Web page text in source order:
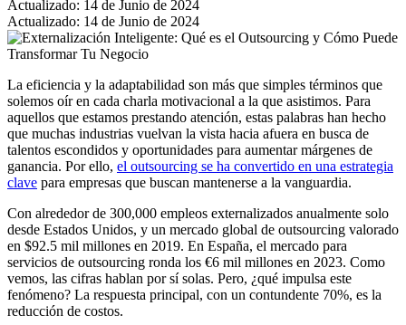
Actualizado: 14 de Junio de 2024
Actualizado: 14 de Junio de 2024
La eficiencia y la adaptabilidad son más que simples términos que
solemos oír en cada charla motivacional a la que asistimos. Para
aquellos que estamos prestando atención, estas palabras han hecho
que muchas industrias vuelvan la vista hacia afuera en busca de
talentos escondidos y oportunidades para aumentar márgenes de
ganancia. Por ello, el outsourcing se ha convertido en una estrategia
clave para empresas que buscan mantenerse a la vanguardia.
Con alrededor de 300,000 empleos externalizados anualmente solo
desde Estados Unidos, y un mercado global de outsourcing valorado
en $92.5 mil millones en 2019. En España, el mercado para
servicios de outsourcing ronda los €6 mil millones en 2023. Como
vemos, las cifras hablan por sí solas. Pero, ¿qué impulsa este
fenómeno? La respuesta principal, con un contundente 70%, es la
reducción de costos.